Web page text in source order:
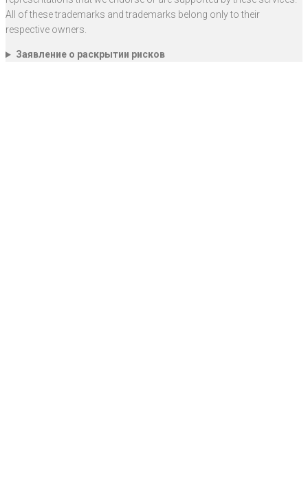
All of these trademarks and trademarks belong only to their
respective owners.
Заявление о раскрытии рисков